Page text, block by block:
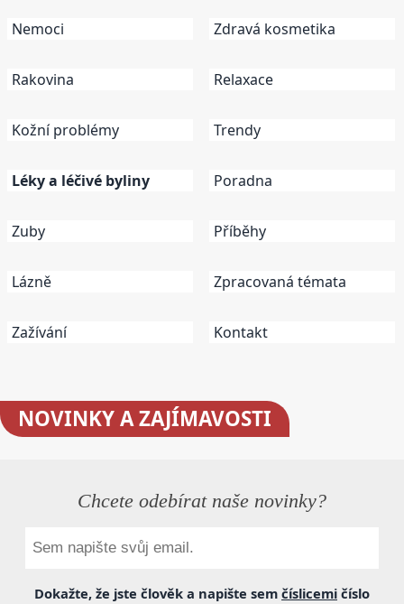
Nemoci
Rakovina
Kožní problémy
Léky a léčivé byliny
Zuby
Lázně
Zažívání
Zdravá kosmetika
Relaxace
Trendy
Poradna
Příběhy
Zpracovaná témata
Kontakt
NOVINKYA ZAJÍMAVOSTI
Chcete odebírat naše novinky?
Dokažte, že jste člověk a napište sem číslicemi číslo